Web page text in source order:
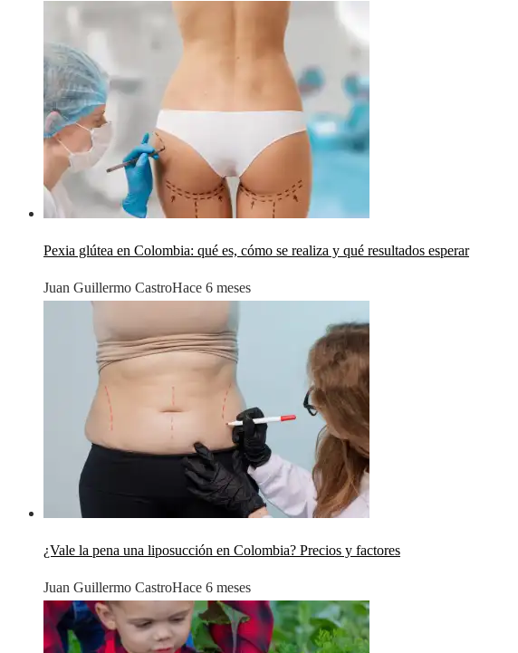
Pexia glútea en Colombia: qué es, cómo se realiza y qué resultados esperar
Juan Guillermo CastroHace 6 meses
¿Vale la pena una liposucción en Colombia? Precios y factores
Juan Guillermo CastroHace 6 meses